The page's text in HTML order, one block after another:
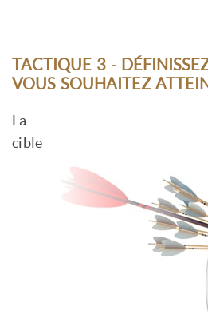
TACTIQUE 3 -
VOUS SOUHAITEZ
La
cible